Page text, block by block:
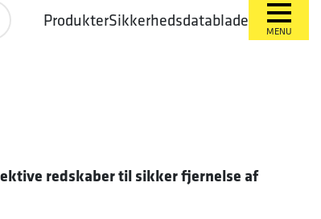
ProdukterSikkerhedsdatablade
MENU
redskaber til sikker fjernelse af